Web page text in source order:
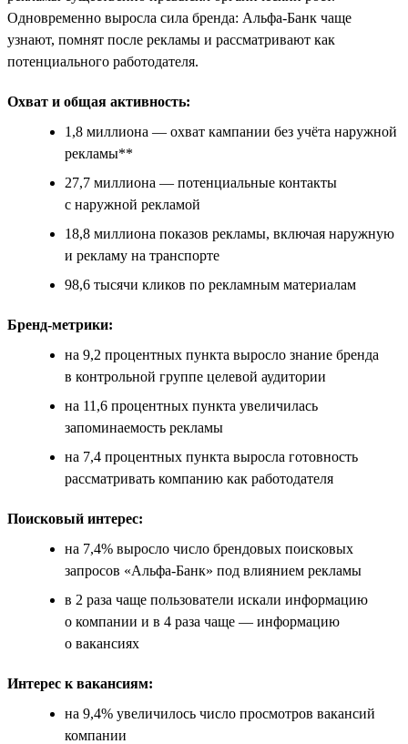
Одновременно выросла сила бренда: Альфа-Банк чаще
узнают, помнят после рекламы и рассматривают как
потенциального работодателя.
Охват и общая активность:
1,8 миллиона — охват кампании без учёта наружной
рекламы**
27,7 миллиона — потенциальные контакты
с наружной рекламой
18,8 миллиона показов рекламы, включая наружную
и рекламу на транспорте
98,6 тысячи кликов по рекламным материалам
Бренд-метрики:
на 9,2 процентных пункта выросло знание бренда
в контрольной группе целевой аудитории
на 11,6 процентных пункта увеличилась
запоминаемость рекламы
на 7,4 процентных пункта выросла готовность
рассматривать компанию как работодателя
Поисковый интерес:
на 7,4% выросло число брендовых поисковых
запросов «Альфа-Банк» под влиянием рекламы
в 2 раза чаще пользователи искали информацию
о компании и в 4 раза чаще — информацию
о вакансиях
Интерес к вакансиям:
на 9,4% увеличилось число просмотров вакансий
компании